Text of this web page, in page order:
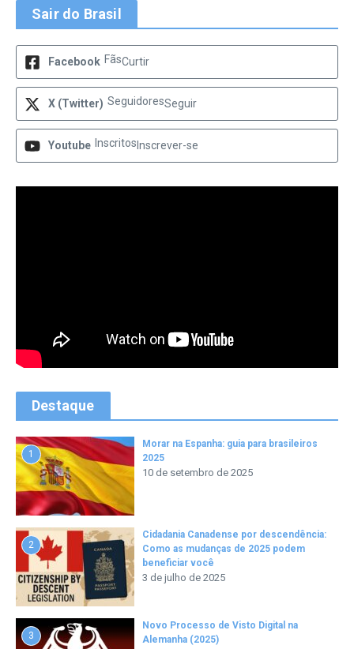
Sair do Brasil
Facebook FãsCurtir
X (Twitter) SeguidoresSeguir
Youtube Inscritos Inscrever-se
Destaque
1
Morar na Espanha: guia para brasileiros
2025
10 de setembro de 2025
2
Cidadania Canadense por descendência:
Como as mudanças de 2025 podem
beneficiar você
3 de julho de 2025
3
Novo Processo de Visto Digital na
Alemanha (2025)